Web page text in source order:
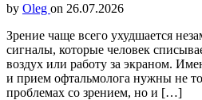
by Oleg on 26.07.2026
Зрение чаще всего ухудшается
сигналы, которые человек
воздух или работу за экраном.
и прием офтальмолога нужны не
проблемах со зрением, но и […]